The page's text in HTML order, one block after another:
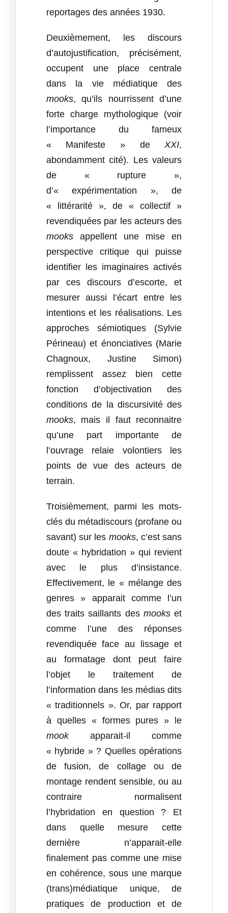
reportages des années 1930.
Deuxièmement, les discours
d’autojustification, précisément,
occupent une place centrale
dans la vie médiatique des
mooks, qu’ils nourrissent d’une
forte charge mythologique (voir
l’importance du fameux
« Manifeste » deXXI,
abondamment cité). Les valeurs
de « rupture »,
d’« expérimentation », de
« littérarité », de « collectif »
revendiquées par les acteurs des
mooksappellent une mise en
perspective critique qui puisse
identifier les imaginaires activés
par ces discours d’escorte, et
mesurer aussi l’écart entre les
intentions et les réalisations. Les
approches sémiotiques (Sylvie
Périneau) et énonciatives (Marie
Chagnoux, Justine Simon)
remplissent assez bien cette
fonction d’objectivation des
conditions de la discursivité des
mooks, mais il faut reconnaitre
qu’une part importante de
l’ouvrage relaie volontiers les
points de vue des acteurs de
terrain.
Troisièmement, parmi les mots-
clés du métadiscours (profane ou
savant) sur les mooks, c’est sans
doute « hybridation » qui revient
avec le plus d’insistance.
Effectivement, le « mélange des
genres » apparait comme l’un
des traits saillants des mookset
comme l’une des réponses
revendiquée face au lissage et
au formatage dont peut faire
l’objet le traitement de
l’information dans les médias dits
« traditionnels ». Or, par rapport
à quelles « formes pures » le
mook apparait-il comme
« hybride » ? Quelles opérations
de fusion, de collage ou de
montage rendent sensible, ou au
contraire normalisent
l’hybridation en question ? Et
dans quelle mesure cette
dernière n’apparait-elle
finalement pas comme une mise
en cohérence, sous une marque
(trans)médiatique unique, de
pratiques de production et de